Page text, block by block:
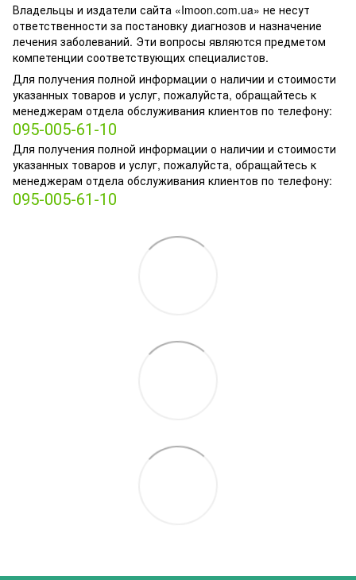
Владельцы и издатели сайта «Imoon.com.ua» не несут
ответственности за постановку диагнозов и назначение
лечения заболеваний. Эти вопросы являются предметом
компетенции соответствующих специалистов.
Для получения полной информации о наличии и стоимости
указанных товаров и услуг, пожалуйста, обращайтесь к
менеджерам отдела обслуживания клиентов по телефону:
095-005-61-10
Для получения полной информации о наличии и стоимости
указанных товаров и услуг, пожалуйста, обращайтесь к
менеджерам отдела обслуживания клиентов по телефону:
095-005-61-10